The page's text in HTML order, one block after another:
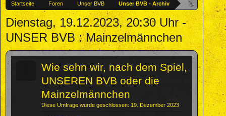
Startseite Foren Unser BVB Unser BVB - Archiv
Dienstag, 19.12.2023, 20:30 Uhr -
UNSER BVB : Mainzelmännchen
Wie sehn wir, nach dem Spiel,
UNSEREN BVB oder die
Mainzelmännchen
Diese Umfrage wurde geschlossen: 19. Dezember 2023